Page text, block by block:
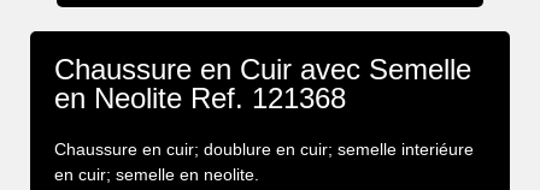
Chaussure en Cuir avec Semelle
en Neolite Ref. 121368
Chaussure en cuir; doublure en cuir; semelle interiéure
en cuir; semelle en neolite.